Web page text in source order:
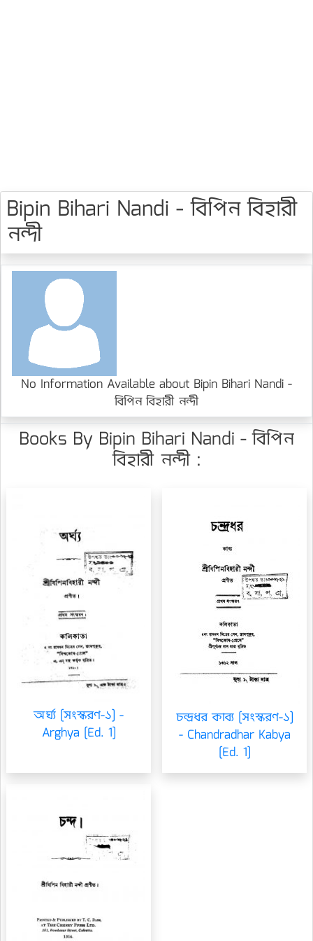
Bipin Bihari Nandi - বিপিন বিহারী
নন্দী
No Information Available about Bipin Bihari Nandi -
বিপিন বিহারী নন্দী
Books By Bipin Bihari Nandi - বিপিন
বিহারী নন্দী :
অর্ঘ্য [সংস্করণ-১] -
Arghya [Ed. 1]
চন্দ্রধর কাব্য [সংস্করণ-১]
- Chandradhar Kabya
[Ed. 1]